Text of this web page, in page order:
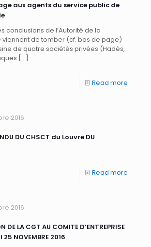
aux agents du service public de
conclusions de l’Autorité de la
de tomber (cf. bas de page)
de quatre sociétés privées (Hadès,
[…]
Read more
2016
DU CHSCT du Louvre DU
Read more
2016
DE LA CGT AU COMITE D’ENTREPRISE
25 NOVEMBRE 2016